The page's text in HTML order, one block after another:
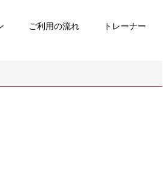
ご利用の流れ トレーナー